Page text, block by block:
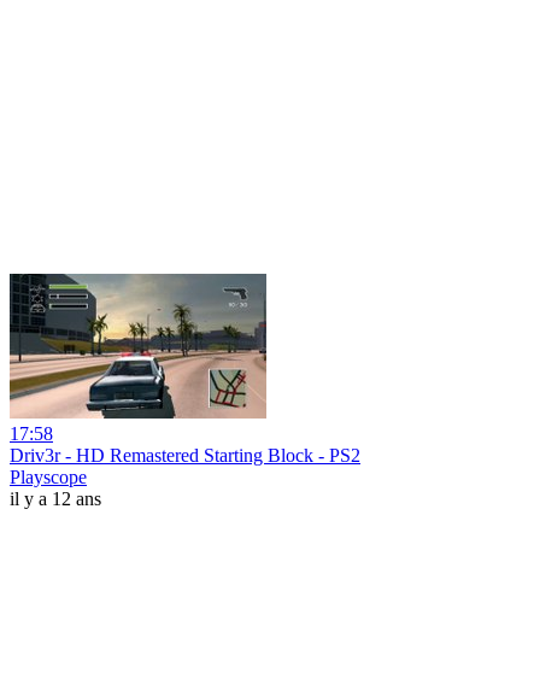
17:58
Driv3r - HD Remastered Starting Block - PS2
Playscope
il y a 12 ans